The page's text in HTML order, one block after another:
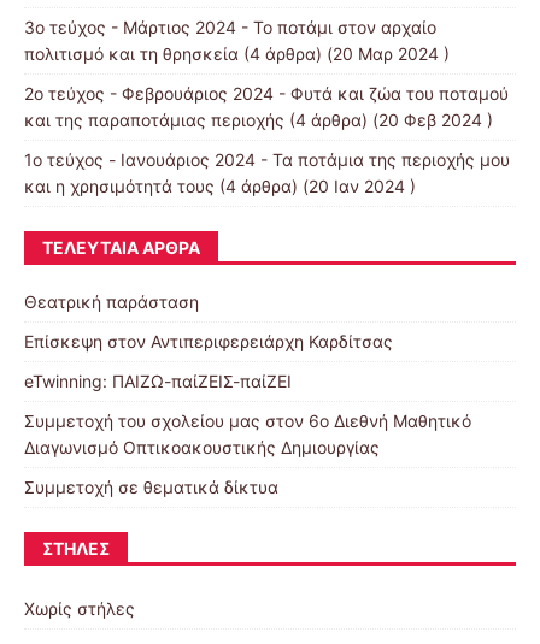
3ο τεύχος - Μάρτιος 2024 - Το ποτάμι στον αρχαίο
πολιτισμό και τη θρησκεία (4 άρθρα) (20 Μαρ 2024 )
2ο τεύχος - Φεβρουάριος 2024 - Φυτά και ζώα του ποταμού
και της παραποτάμιας περιοχής (4 άρθρα) (20 Φεβ 2024 )
1ο τεύχος - Ιανουάριος 2024 - Τα ποτάμια της περιοχής μου
και η χρησιμότητά τους (4 άρθρα) (20 Ιαν 2024 )
ΤΕΛΕΥΤΑΊΑ ΆΡΘΡΑ
Θεατρική παράσταση
Επίσκεψη στον Αντιπεριφερειάρχη Καρδίτσας
eTwinning: ΠΑΙΖΩ-παίΖΕΙΣ-παίΖΕΙ
Συμμετοχή του σχολείου μας στον 6ο Διεθνή Μαθητικό
Διαγωνισμό Οπτικοακουστικής Δημιουργίας
Συμμετοχή σε θεματικά δίκτυα
ΣΤΉΛΕΣ
Χωρίς στήλες